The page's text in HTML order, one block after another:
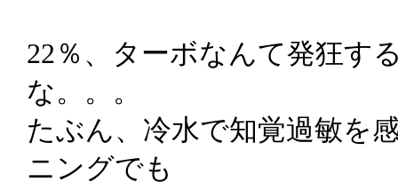
22％、ターボなんて発狂す
な。。。
たぶん、冷水で知覚過敏を
ニングでも